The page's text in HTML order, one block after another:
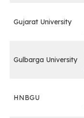
Gujarat University
Gulbarga University
HNBGU